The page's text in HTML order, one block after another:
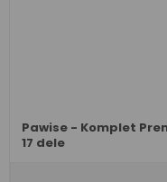
Pawise - Komplet
17 dele